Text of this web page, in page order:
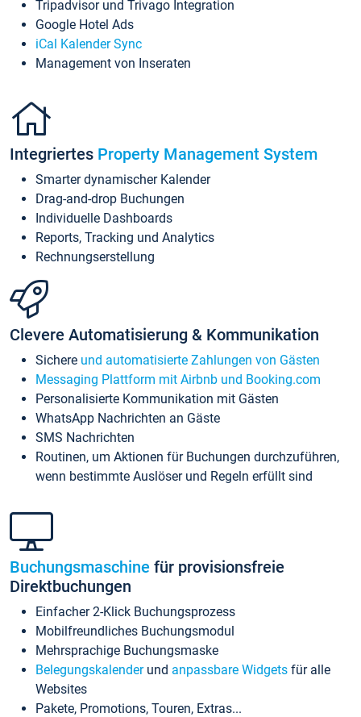
Tripadvisor und Trivago Integration
Google Hotel Ads
iCal Kalender Sync
Management von Inseraten
Integriertes Property Management System
Smarter dynamischer Kalender
Drag-and-drop Buchungen
Individuelle Dashboards
Reports, Tracking und Analytics
Rechnungserstellung
Clevere Automatisierung & Kommunikation
Sichere und automatisierte Zahlungen von Gästen
Messaging Plattform mit Airbnb und Booking.com
Personalisierte Kommunikation mit Gästen
WhatsApp Nachrichten an Gäste
SMS Nachrichten
Routinen, um Aktionen für Buchungen durchzuführen,
wenn bestimmte Auslöser und Regeln erfüllt sind
Buchungsmaschine für provisionsfreie
Direktbuchungen
Einfacher 2-Klick Buchungsprozess
Mobilfreundliches Buchungsmodul
Mehrsprachige Buchungsmaske
Belegungskalenderund anpassbare Widgets für alle
Websites
Pakete, Promotions, Touren, Extras...